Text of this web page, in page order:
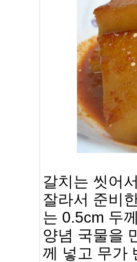
갈치는 씻어
잘라서 준비
는 0.5cm 두
양념 국물을
께 넣고 무가